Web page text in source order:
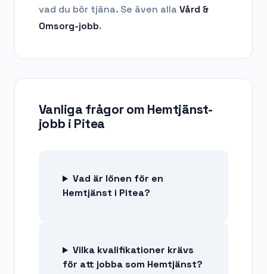
vad du bör tjäna. Se även alla Vård &
Omsorg-jobb.
Vanliga frågor om Hemtjänst-
jobb i Pitea
Vad är lönen för en
Hemtjänst i Pitea?
Vilka kvalifikationer krävs
för att jobba som Hemtjänst?